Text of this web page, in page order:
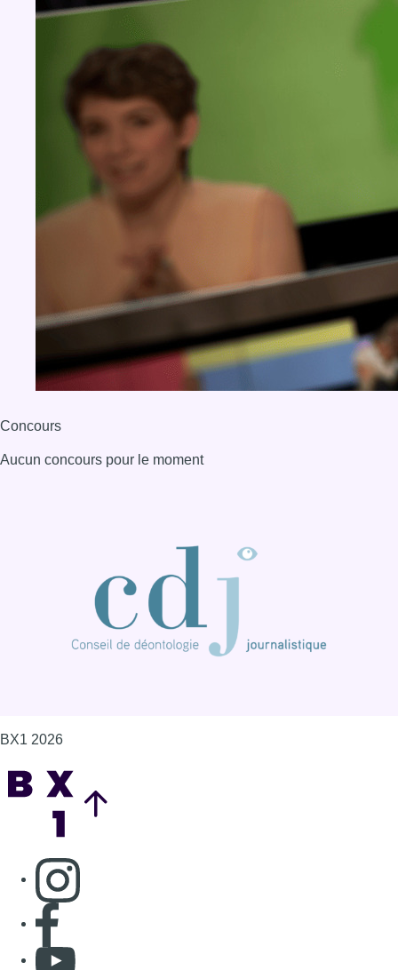
Concours
Aucun concours pour le moment
BX1 2026
Consulter page Instagram
Consulter page Facebook
Consulter Youtube